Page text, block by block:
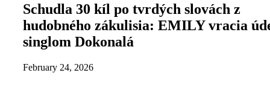
Schudla 30 kíl po tvrdých slovách z
hudobného zákulisia: EMILY vracia
singlom Dokonalá
February 24, 2026